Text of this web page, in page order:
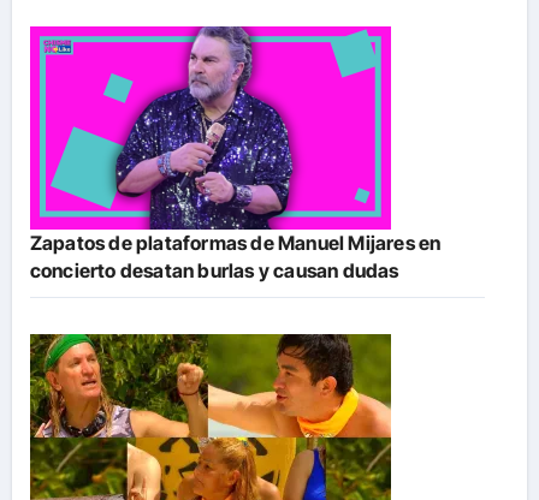
Zapatos de plataformas de Manuel Mijares en
concierto desatan burlas y causan dudas